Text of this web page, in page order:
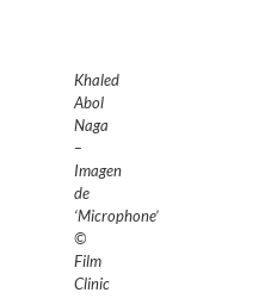
Khaled
Abol
Naga
–
Imagen
de
‘Microphone’
©
Film
Clinic